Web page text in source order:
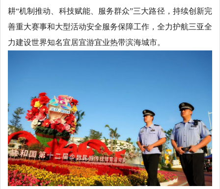
耕“机制推动、科技赋能、服务群众”三大路径，持续创新完
善重大赛事和大型活动安全服务保障工作，全力护航三亚全
力建设世界知名宜居宜游宜业热带滨海城市。